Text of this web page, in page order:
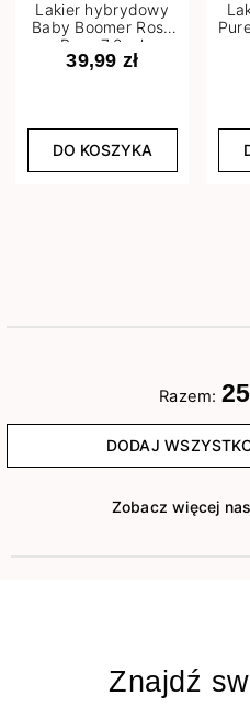
Lakier hybrydowy
Baby Boomer Rose
Base 7,2 ml
39,99 zł
DO KOSZYKA
Razem:
DODAJ
Zobacz więcej
Znajdź